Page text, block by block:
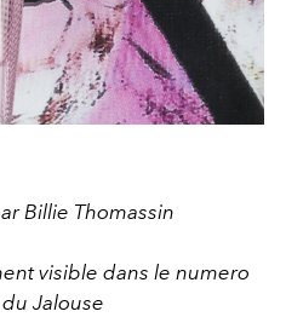
Billie Thomassin
visible dans le numero
Jalouse